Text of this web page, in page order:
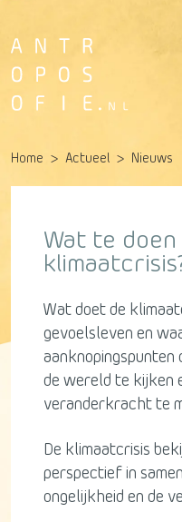
Home Actueel Nieuws
Wat te doen
Wat doet de
gevoelsleven en
aanknopingspunten
de wereld te kijken
veranderkracht te
De klimaatcrisis
perspectief in
ongelijkheid en de